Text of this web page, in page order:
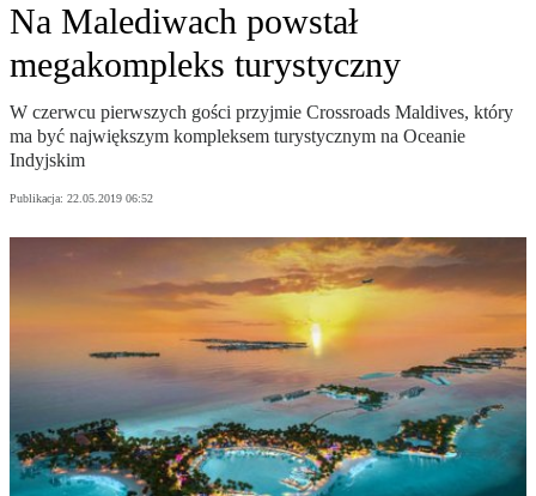
Na Malediwach powstał
megakompleks turystyczny
W czerwcu pierwszych gości przyjmie Crossroads Maldives, który
ma być największym kompleksem turystycznym na Oceanie
Indyjskim
Publikacja: 22.05.2019 06:52